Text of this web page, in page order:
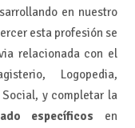
en nuestro
esta profesión se
relacionada con el
Logopedia,
Social, y completar la
específicos en